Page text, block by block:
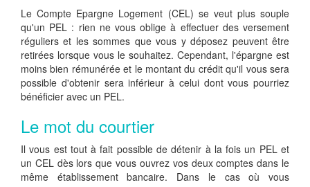
Le Compte Epargne Logement (CEL) se veut plus souple
qu'un PEL : rien ne vous oblige à effectuer des versement
réguliers et les sommes que vous y déposez peuvent être
retirées lorsque vous le souhaitez. Cependant, l'épargne est
moins bien rémunérée et le montant du crédit qu'il vous sera
possible d'obtenir sera inférieur à celui dont vous pourriez
bénéficier avec un PEL.
Le mot du courtier
Il vous est tout à fait possible de détenir à la fois un PEL et
un CEL dès lors que vous ouvrez vos deux comptes dans le
même établissement bancaire. Dans le cas où vous